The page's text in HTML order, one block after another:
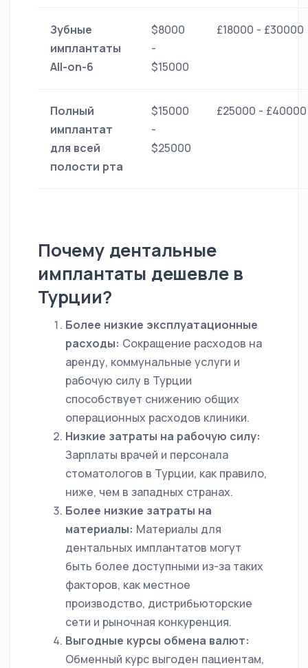
Зубные
имплантаты
All-on-6
$8000
-
$15000
£18000 - £30000
Полный
имплантат
для всей
полости рта
$15000
-
$25000
£25000 - £40000
Почему дентальные
имплантаты дешевле в
Турции?
Более низкие эксплуатационные
расходы: Сокращение расходов на
аренду, коммунальные услуги и
рабочую силу в Турции
способствует снижению общих
операционных расходов клиники.
Низкие затраты на рабочую силу:
Зарплаты врачей и персонала
стоматологов в Турции, как правило,
ниже, чем в западных странах.
Более низкие затраты на
материалы: Материалы для
дентальных имплантатов могут
быть более доступными из-за таких
факторов, как местное
производство, дистрибьюторские
сети и рыночная конкуренция.
Выгодные курсы обмена валют:
Обменный курс выгоден пациентам,